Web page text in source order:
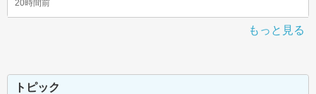
20時間前
もっと見る
トピック